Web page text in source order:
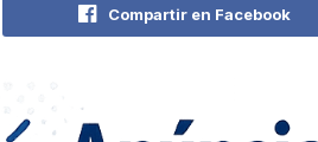
Compartir en Facebook